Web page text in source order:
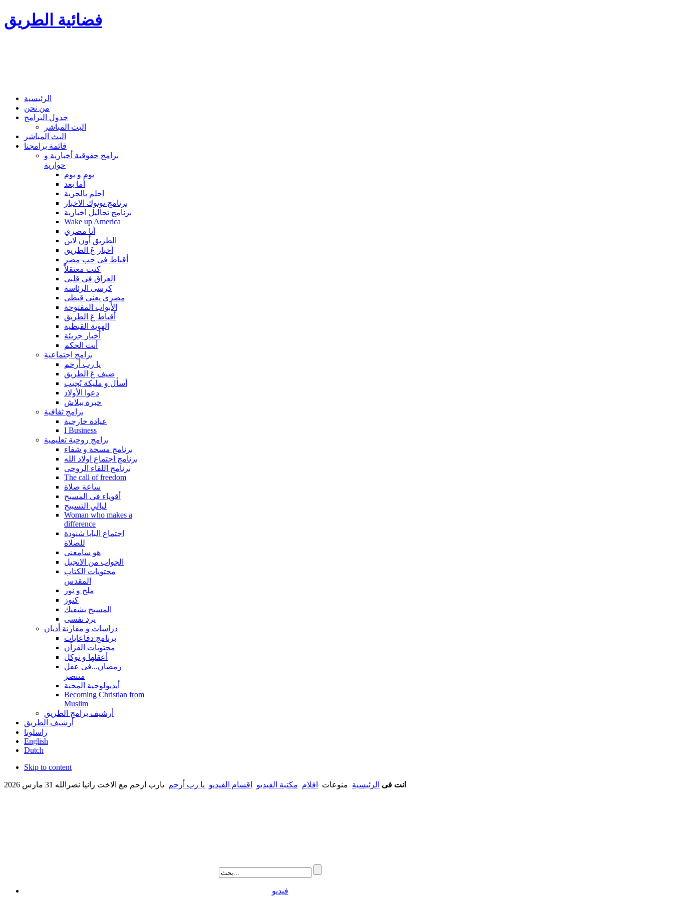
فضائية الطريق
الرئيسية
من نحن
جدول البرامج
البث المباشر
البث المباشر
قائمة برامجنا
برامج حقوقية أخبارية و
حوارية
يوم و يوم
أما بعد
احلم بالحرية
برنامج توتوك الاخبار
برنامج تحاليل اخبارية
Wake up America
أنا مصري
الطريق أون لاين
أخبار عَ الطريق
أقباط فى حب مصر
كنت معتقلاً
العراق فى قلبى
كرسى الرئاسة
مصرى يعنى قبطى
الأبواب المفتوحة
أقباط عَ الطريق
الهوية القبطية
أخبار جريئة
أنت الحكم
برامج اجتماعية
يا رب أرحم
ضيف عَ الطريق
أسأل و مليكة يُجيب
دعوا الأولاد
خبرة ببلاش
برامج ثقافية
عيادة خارجية
I Business
برامج روحية تعليمية
برنامج مسحة و شفاء
برنامج اجتماع اولاد الله
برنامج اللقاء الروحى
The call of freedom
ساعة صلاة
أقوياء فى المسيح
ليالي التسبيح
Woman who makes a
difference
اجتماع البابا شنودة
للصلاة
هو سامعنى
الجواب من الانجيل
محتويات الكتاب
المقدس
ملح و نور
كنوز
المسيح يشفيك
يرد نفسى
دراسات و مقارنة أديان
برنامج دفاعايات
محتويات القراّن
أعقلها و توكل
رمضان...فى عقل
متنصر
أيديولوجية المحبة
Becoming Christian from
Muslim
أرشيف برامج الطريق
أرشيف الطريق
راسلونا
English
Dutch
Skip to content
انت فى الرئيسية منوعات افلام مكتبة الفيديو اقسام الفيديو يا رب أرحم يارب ارحم مع الاخت رانيا نصرالله 31 مارس 2026
فيديو